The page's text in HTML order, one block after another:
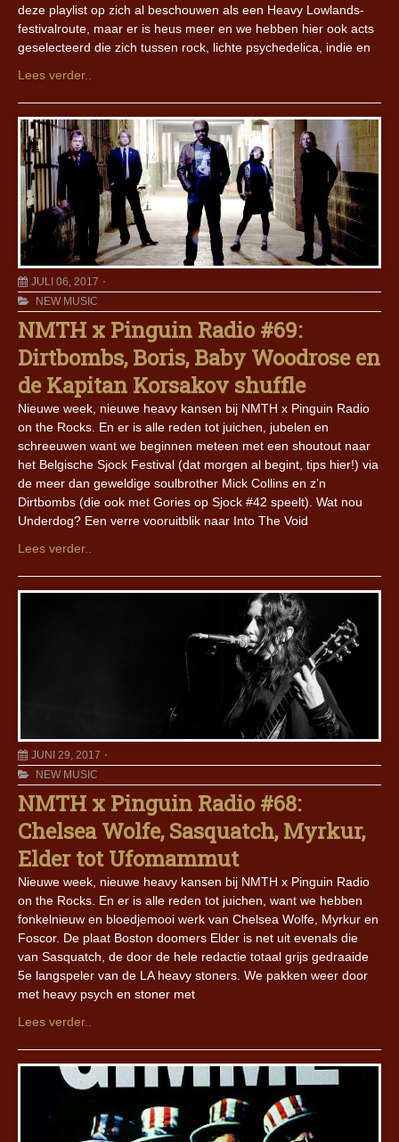
deze playlist op zich al beschouwen als een Heavy Lowlands-
festivalroute, maar er is heus meer en we hebben hier ook acts
geselecteerd die zich tussen rock, lichte psychedelica, indie en
Lees verder..
JULI 06, 2017
NEW MUSIC
NMTH x Pinguin Radio #69:
Dirtbombs, Boris, Baby Woodrose en
de Kapitan Korsakov shuffle
Nieuwe week, nieuwe heavy kansen bij NMTH x Pinguin Radio
on the Rocks. En er is alle reden tot juichen, jubelen en
schreeuwen want we beginnen meteen met een shoutout naar
het Belgische Sjock Festival (dat morgen al begint, tips hier!) via
de meer dan geweldige soulbrother Mick Collins en z’n
Dirtbombs (die ook met Gories op Sjock #42 speelt). Wat nou
Underdog? Een verre vooruitblik naar Into The Void
Lees verder..
JUNI 29, 2017
NEW MUSIC
NMTH x Pinguin Radio #68:
Chelsea Wolfe, Sasquatch, Myrkur,
Elder tot Ufomammut
Nieuwe week, nieuwe heavy kansen bij NMTH x Pinguin Radio
on the Rocks. En er is alle reden tot juichen, want we hebben
fonkelnieuw en bloedjemooi werk van Chelsea Wolfe, Myrkur en
Foscor. De plaat Boston doomers Elder is net uit evenals die
van Sasquatch, de door de hele redactie totaal grijs gedraaide
5e langspeler van de LA heavy stoners. We pakken weer door
met heavy psych en stoner met
Lees verder..